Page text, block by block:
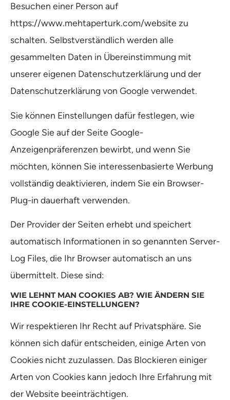
Besuchen einer Person auf
https://www.mehtaperturk.com/website zu
schalten. Selbstverständlich werden alle
gesammelten Daten in Übereinstimmung mit
unserer eigenen Datenschutzerklärung und der
Datenschutzerklärung von Google verwendet.
Sie können Einstellungen dafür festlegen, wie
Google Sie auf der Seite Google-
Anzeigenpräferenzen bewirbt, und wenn Sie
möchten, können Sie interessenbasierte Werbung
vollständig deaktivieren, indem Sie ein Browser-
Plug-in dauerhaft verwenden.
Der Provider der Seiten erhebt und speichert
automatisch Informationen in so genannten Server-
Log Files, die Ihr Browser automatisch an uns
übermittelt. Diese sind:
WIE LEHNT MAN COOKIES AB? WIE ÄNDERN SIE
IHRE COOKIE-EINSTELLUNGEN?
Wir respektieren Ihr Recht auf Privatsphäre. Sie
können sich dafür entscheiden, einige Arten von
Cookies nicht zuzulassen. Das Blockieren einiger
Arten von Cookies kann jedoch Ihre Erfahrung mit
der Website beeinträchtigen.